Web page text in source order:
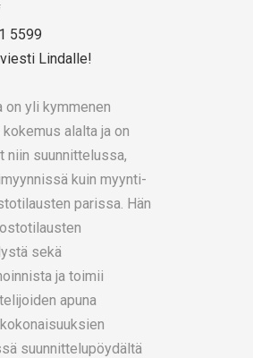
5599
Lindalle!
on yli kymmenen
alalta ja on
niin suunnittelussa,
kuin myynti-
parissa. Hän
sekä
ja toimii
apuna
suunnittelupöydältä